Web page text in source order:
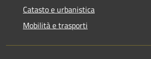
Catasto e urbanistica
Mobilità e trasporti